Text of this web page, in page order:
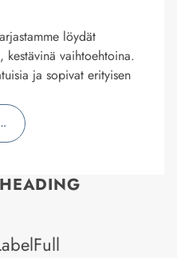
löydät
vaihtoehtoina.
ja sopivat erityisen